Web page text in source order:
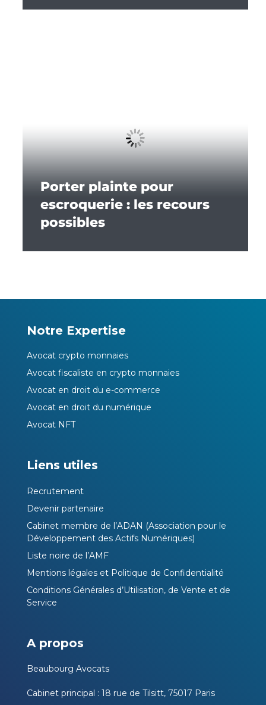
Porter plainte pour
escroquerie : les recours
possibles
Notre Expertise
Avocat crypto monnaies
Avocat fiscaliste en crypto monnaies
Avocat en droit du e-commerce
Avocat en droit du numérique
Avocat NFT
Liens utiles
Recrutement
Devenir partenaire
Cabinet membre de l’ADAN (Association pour le
Développement des Actifs Numériques)
Liste noire de l’AMF
Mentions légales et Politique de Confidentialité
Conditions Générales d’Utilisation, de Vente et de
Service
A propos
Beaubourg Avocats
Cabinet principal : 18 rue de Tilsitt, 75017 Paris